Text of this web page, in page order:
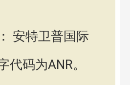
安特卫普国际
代码为ANR。